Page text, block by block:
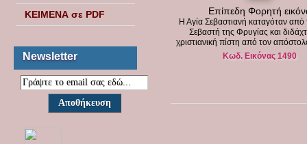
ΚΕΙΜΕΝΑ σε PDF
Newsletter
Επίπεδη Φορητή
Η Αγία Σεβαστιανή καταγόταν
Σεβαστή της Φρυγίας και
χριστιανική πίστη από τον
Κωδ. Εικόνας 1490